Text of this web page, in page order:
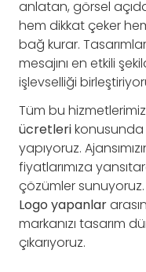
anlatan, görsel
hem dikkat çeker
bağ kurar.
mesajını en etkili
işlevselliği
Tüm bu
ücretleri
yapıyoruz.
fiyatlarımıza
çözümler sunuyoruz.
Logo yapanlar
markanızı tasarım
çıkarıyoruz.